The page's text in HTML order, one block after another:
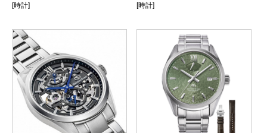
[時計] [時計]